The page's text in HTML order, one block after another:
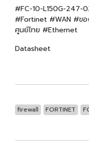
#FC-10-L150G-247-
#Fortinet #WAN #ขอ
ศูนย์ไทย #Ethernet
Datasheet
firewall FORTINET